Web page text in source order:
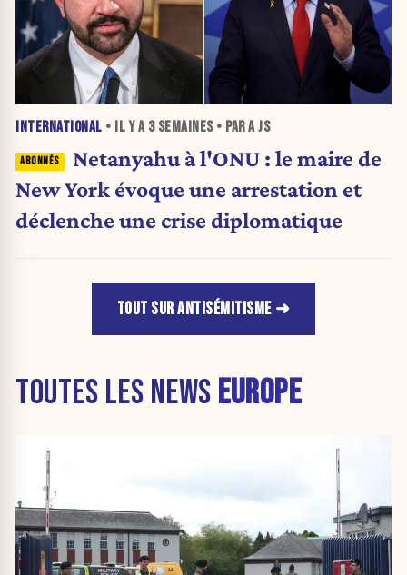
INTERNATIONAL • IL Y A 3 SEMAINES• PAR A JS
Netanyahu à l'ONU : le maire de
New York évoque une arrestation et
déclenche une crise diplomatique
TOUT SUR ANTISÉMITISME
TOUTES LES NEWS EUROPE